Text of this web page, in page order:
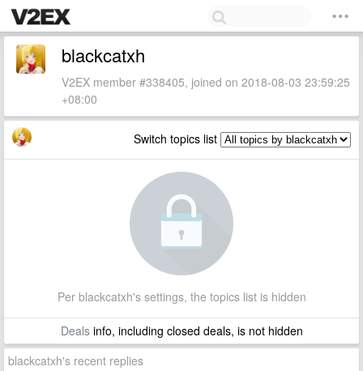
blackcatxh
V2EX member #338405, joined on 2018-08-03 23:59:25
+08:00
Switch topics list
Per blackcatxh's settings, the topics list is hidden
Dealsinfo, including closed deals, is not hidden
blackcatxh's recent replies